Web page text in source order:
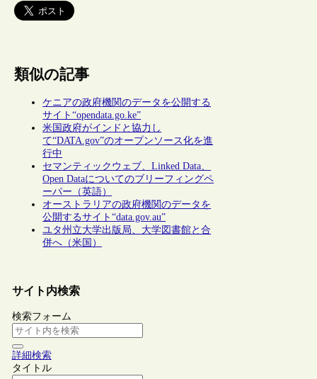
類似の記事
ケニアの政府機関のデータを公開する
サイト“opendata.go.ke”
米国政府がインドと協力し
て“DATA.gov”のオープンソース化を進
行中
セマンティックウェブ、Linked Data、
Open Dataについてのブリーフィングペ
ーパー（英語）
オーストラリアの政府機関のデータを
公開するサイト“data.gov.au”
ユタ州立大学出版局、大学図書館と合
併へ（米国）
サイト内検索
検索フォーム
詳細検索
タイトル